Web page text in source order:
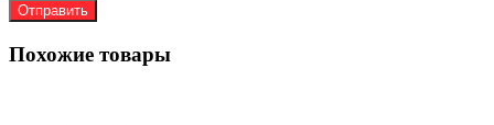
Похожие товары